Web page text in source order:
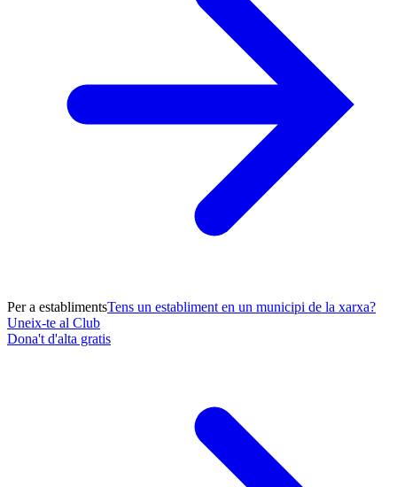
Per a establimentsTens un establiment en un municipi de la xarxa?
Uneix-te al Club
Dona't d'alta gratis